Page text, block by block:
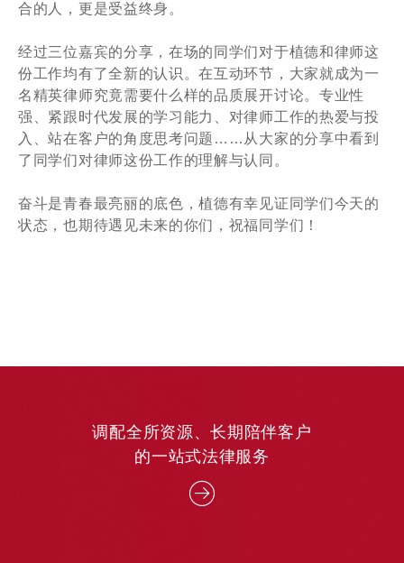
合的人，更是受益终身。
经过三位嘉宾的分享，在场的同学们对于植德和律师这
份工作均有了全新的认识。在互动环节，大家就成为一
名精英律师究竟需要什么样的品质展开讨论。专业性
强、紧跟时代发展的学习能力、对律师工作的热爱与投
入、站在客户的角度思考问题……从大家的分享中看到
了同学们对律师这份工作的理解与认同。
奋斗是青春最亮丽的底色，植德有幸见证同学们今天的
状态，也期待遇见未来的你们，祝福同学们！
调配全所资源、长期陪伴客户
的一站式法律服务